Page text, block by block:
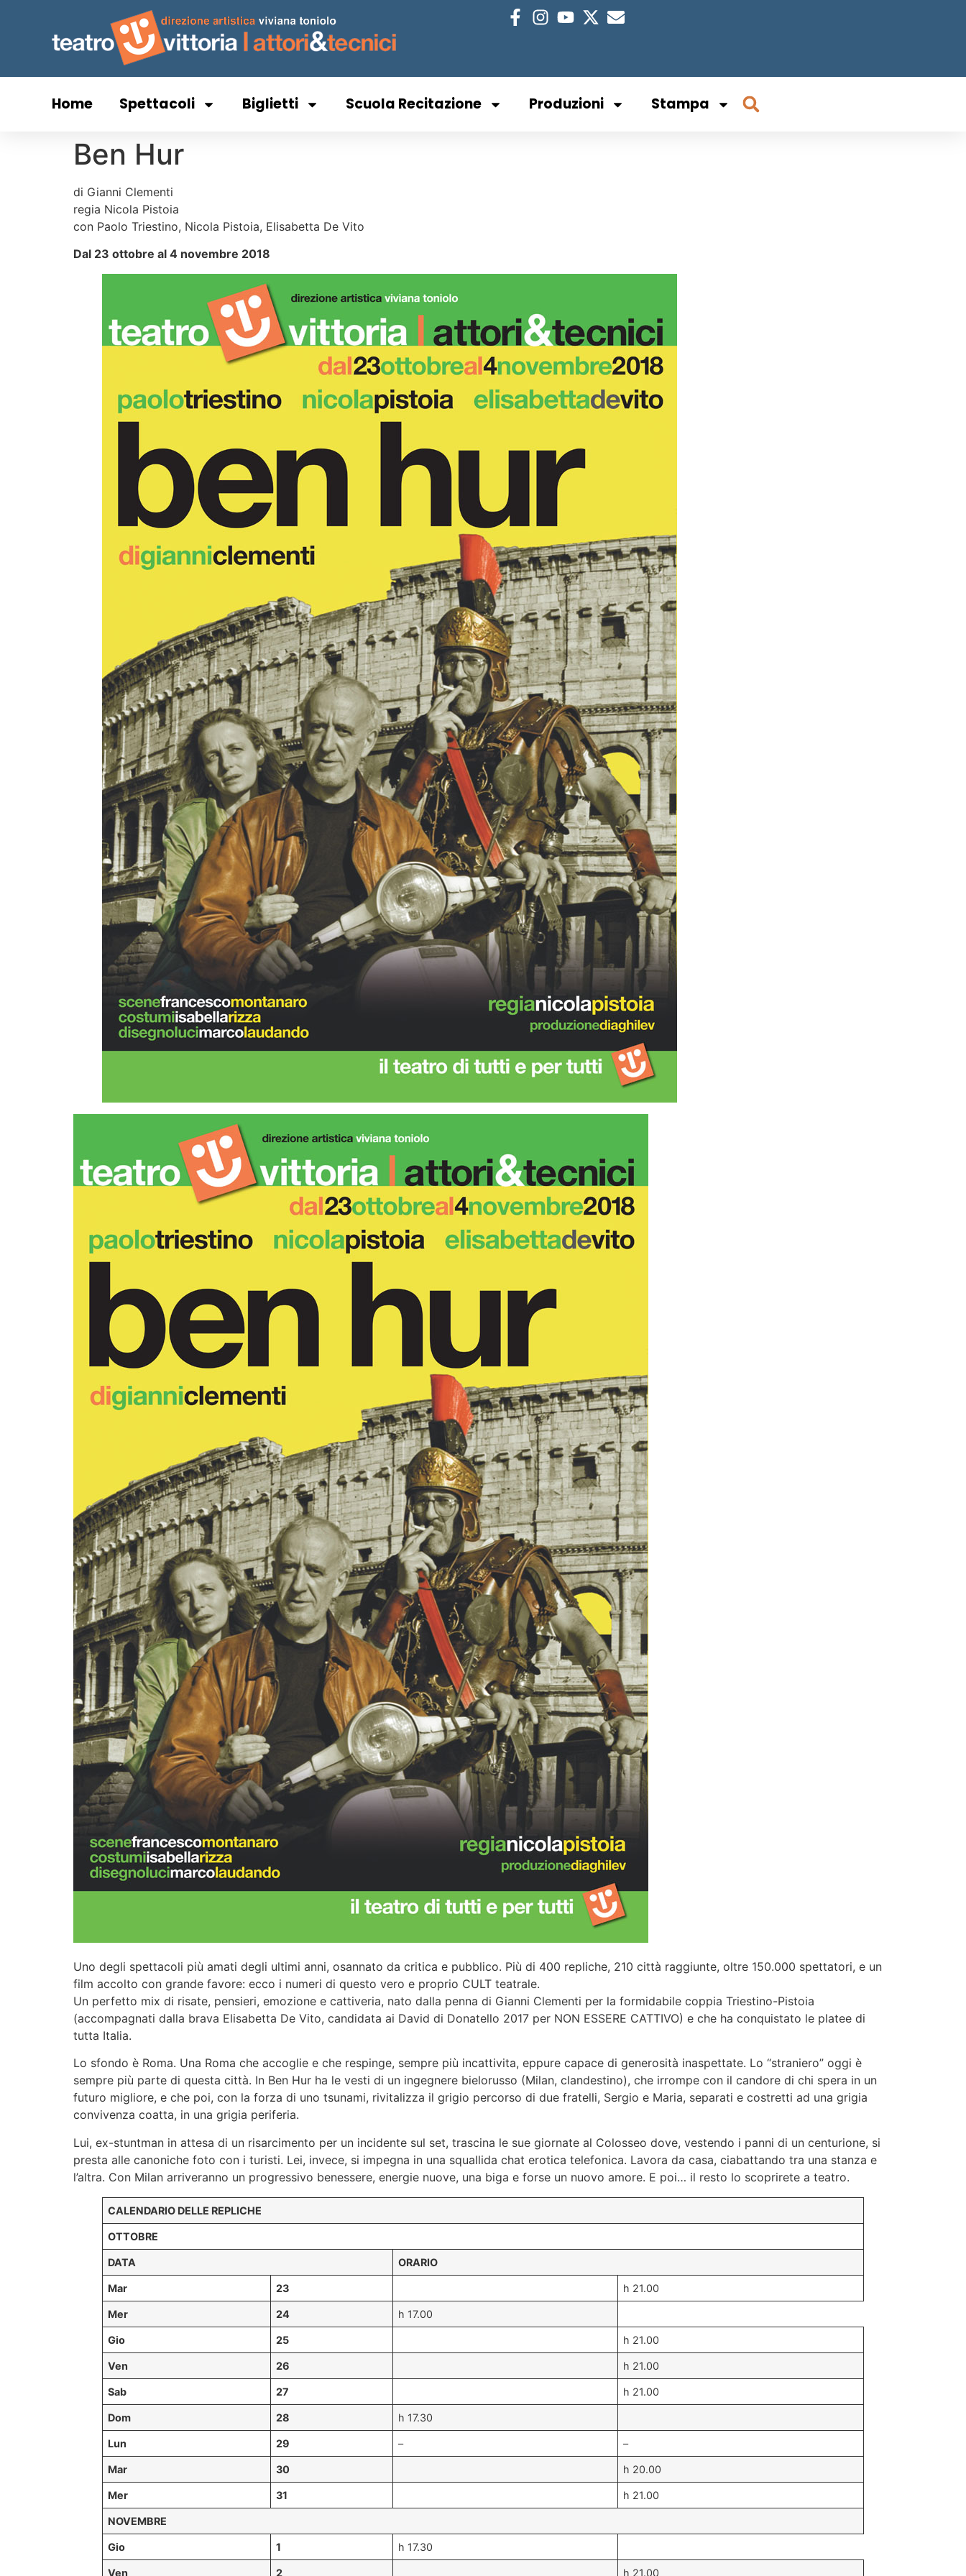
Home Spettacoli Biglietti Scuola Recitazione Produzioni Stampa
Ben Hur
di Gianni Clementi
regia Nicola Pistoia
con Paolo Triestino, Nicola Pistoia, Elisabetta De Vito
Dal 23 ottobre al 4 novembre 2018
Uno degli spettacoli più amati degli ultimi anni, osannato da critica e pubblico. Più di 400 repliche, 210 città raggiunte, oltre 150.000 spettatori, e un
film accolto con grande favore: ecco i numeri di questo vero e proprio CULT teatrale.
Un perfetto mix di risate, pensieri, emozione e cattiveria, nato dalla penna di Gianni Clementi per la formidabile coppia Triestino-Pistoia
(accompagnati dalla brava Elisabetta De Vito, candidata ai David di Donatello 2017 per NON ESSERE CATTIVO) e che ha conquistato le platee di
tutta Italia.
Lo sfondo è Roma. Una Roma che accoglie e che respinge, sempre più incattivita, eppure capace di generosità inaspettate. Lo “straniero” oggi è
sempre più parte di questa città. In Ben Hur ha le vesti di un ingegnere bielorusso (Milan, clandestino), che irrompe con il candore di chi spera in un
futuro migliore, e che poi, con la forza di uno tsunami, rivitalizza il grigio percorso di due fratelli, Sergio e Maria, separati e costretti ad una grigia
convivenza coatta, in una grigia periferia.
Lui, ex-stuntman in attesa di un risarcimento per un incidente sul set, trascina le sue giornate al Colosseo dove, vestendo i panni di un centurione, si
presta alle canoniche foto con i turisti. Lei, invece, si impegna in una squallida chat erotica telefonica. Lavora da casa, ciabattando tra una stanza e
l’altra. Con Milan arriveranno un progressivo benessere, energie nuove, una biga e forse un nuovo amore. E poi… il resto lo scoprirete a teatro.
CALENDARIO DELLE REPLICHE
OTTOBRE
DATA ORARIO
Mar 23 h 21.00
Mer 24 h 17.00
Gio 25 h 21.00
Ven 26 h 21.00
Sab 27 h 21.00
Dom 28 h 17.30
Lun 29 – –
Mar 30 h 20.00
Mer 31 h 21.00
NOVEMBRE
Gio 1 h 17.30
Ven 2 h 21.00